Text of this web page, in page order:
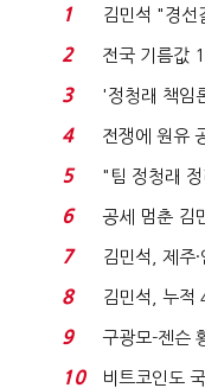
1
김민석 "경
청래 "반명 공
2
전국 기름값
발윳값 1909
3
'정청래 책임
는 추가투표
4
전쟁에 원유
에너지안보
5
"팀 정청래
주 최고위원
6
공세 멈춘 김
가 수습"
7
김민석, 제주
위'(1보)...
8
김민석, 누
청래와 격차
9
구광모-젠슨
로봇·AI 등 논
10
비트코인도